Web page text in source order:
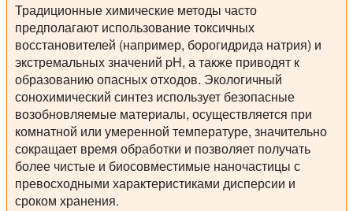
Традиционные химические методы часто
предполагают использование токсичных
восстановителей (например, борогидрида натрия) и
экстремальных значений pH, а также приводят к
образованию опасных отходов. Экологичный
сонохимический синтез использует безопасные
возобновляемые материалы, осуществляется при
комнатной или умеренной температуре, значительно
сокращает время обработки и позволяет получать
более чистые и биосовместимые наночастицы с
превосходными характеристиками дисперсии и
сроком хранения.